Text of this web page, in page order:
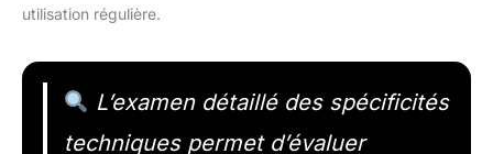
utilisation régulière.
L’examen détaillé des spécificités
techniques permet d’évaluer